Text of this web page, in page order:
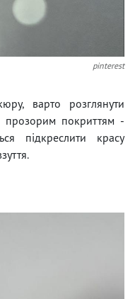
pinterest
варто розглянути
прозорим покриттям -
підкреслити красу